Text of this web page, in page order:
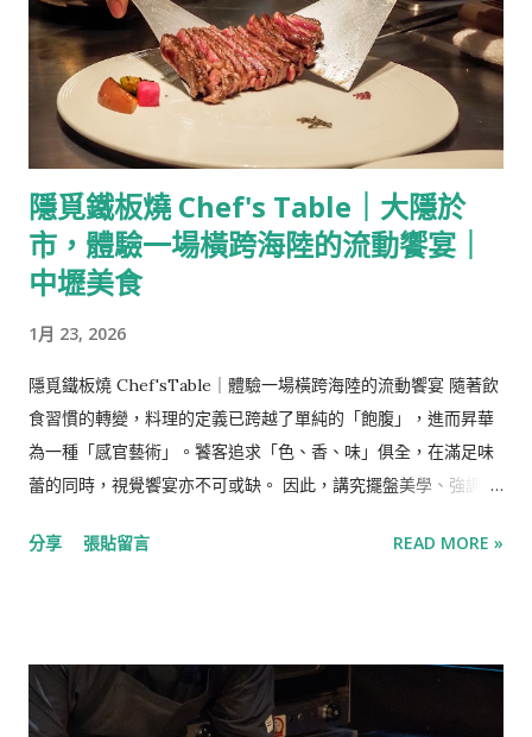
奕，她在15歲時進入墨西哥最好的高中就讀，在哪裡遇上了初
戀，他們談論青春、政治與理想，芙烈達還有著成為醫生的夢
想。 而真正影響她人生的意外在她18歲的時候降臨，芙烈達乘坐
的巴士與一輛電車相撞，在這場車禍裡，她的脊椎被折成三段，
頸椎碎裂，一隻腳也被壓碎，一根金屬扶手穿進她的腹部，直穿
透她的陰部，她當時男友形容現場怵目驚心並且沒有人相信芙烈
達能活下來，而芙烈達也在往後的日子裡，因為這場車禍歷經了
無數次大小手術。 車禍後的芙烈達歷經了漫長的苦難與治療，並
在治療期間開始接觸藝術，開始透過繪畫紀錄自己的生活與情
感，當時的她還是一個普通的女學生，因為突然其來的意外與失
戀悲痛欲絕，她將生命裡的磨難吸收作養分，將血淋淋的傷痕融
義的政治立場，他們是彼此的繆思，他們愛得死去活來但又荒唐
他們因此離...
​隱覓鐵板燒 Chef's Table｜大隱於
市，體驗一場橫跨海陸的流動饗宴｜
中壢美食
1月 23, 2026
隱覓鐵板燒 Chef'sTable｜體驗一場橫跨海陸的流動饗宴 隨著飲
食習慣的轉變，料理的定義已跨越了單純的「飽腹」，進而昇華
為一種「感官藝術」。饕客追求「色、香、味」俱全，在滿足味
蕾的同時，視覺饗宴亦不可或缺。 因此，講究擺盤美學、強調主
寵兒。這股風潮從街頭巷尾林立的「無菜單料理」中可見一斑，
鉄」與「隱覓」的雙強鼎立，到如今市場百花齊放，隱覓憑藉著
深厚的實力，始終穩坐「預約微困難店」的寶座。為了帶給賓客
分享 張貼留言 READ MORE »